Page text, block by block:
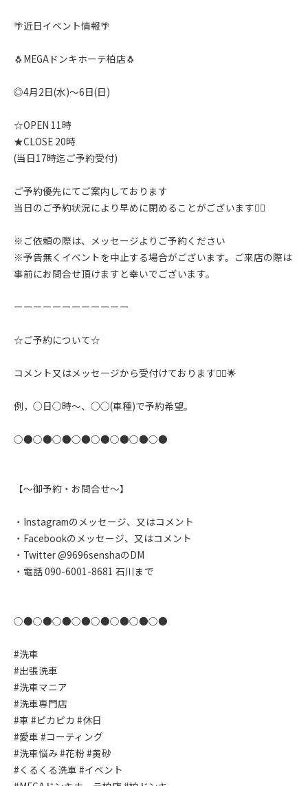
🌴近日イベント情報🌴
🐧MEGAドンキホーテ柏店🐧
◎4月2日(水)〜6日(日)
☆OPEN 11時
★CLOSE 20時
(当日17時迄ご予約受付)
ご予約優先にてご案内しております
当日のご予約状況により早めに閉めることがございます🙇‍♂️
※ご依頼の際は、メッセージよりご予約ください
※予告無くイベントを中止する場合がございます。ご来店の際は
事前にお問合せ頂けますと幸いでございます。
ーーーーーーーーーーーー
☆ご予約について☆
コメント又はメッセージから受付けております🙇‍♂️🌟
例，◯日◯時〜、◯◯(車種)で予約希望。
○●○●○●○●○●○●○●○●
【〜御予約・お問合せ〜】
・Instagramのメッセージ、又はコメント
・Facebookのメッセージ、又はコメント
・Twitter @9696senshaのDM
・電話 090-6001-8681 石川まで
○●○●○●○●○●○●○●○●
#洗車
#出張洗車
#洗車マニア
#洗車専門店
#車 #ピカピカ #休日
#愛車 #コーティング
#洗車悩み #花粉 #黄砂
#くるくる洗車 #イベント